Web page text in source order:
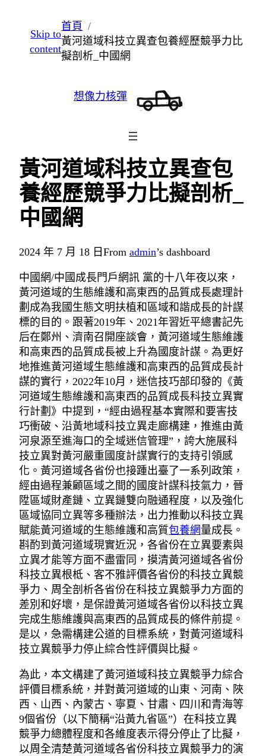
Skip to
content
首頁
黃河道域科技立異查包養經歷競爭力比
擬剖析_中國網
想像力核彈
黃河道域科技立異查包
養經歷競爭力比擬剖析_
中國網
2024 年 7 月 18 日 From admin’s dashboard
中國網/中國成長門戶網訊 黨的十八年夜以來，
黃河道域的生態維護和高東西的品質成長處理計
劃成為我國生態文明扶植和區域和諧成長的計謀
標的目的。跟著2019年、2021年習近平總書記先
后在鄭州、濟南召開座談會，黃河道域生態維護
和高東西的品質成長被上升為國度計謀。為更好
地推進黃河道域生態維護和高東西的品質成長計
謀的實行，2022年10月，迷信技巧部印發的《黃
河道域生態維護和高東西的品質成長科技立異實
行計劃》中提到，“經由過程基本實際和要害技
巧衝破、沿黃地域科技立異走廊構建，推進由黃
河泉源至進海口的全域迷信管理”，誇大施展科
技立異對黃河嚴重國度計謀實行的支持引領感
化。黃河道域各省份也接踵出臺了一系列政策，
經由過程兼顧區域之間的國度計謀科技氣力，晉
陞區域財產鏈、立異鏈雙向融通程度，以及強化
區域協同立異等多種辦法，出力推動以科技立異
賦能黃河道域的生態維護和高質包養網量成長。
斟酌到黃河道域現實近況，各省份在立異要素與
立異才能等方面不盡雷同，摸清黃河道域各省份
科技立異根柢、客不雅評價各省份的科技立異競
爭力、周全剖析各省份在科技立異競爭力方面的
差別和好壞，是保證黃河道域各省份以科技立異
完成生態維護與高東西的品質成長的條件前提。
是以，急需構建公道的目標系統，對黃河道域科
技立異競爭力停止綜合性評價與比擬。
為此，本文構建了黃河道域科技立異競爭力綜合
評價目標系統，并對黃河道域的山東、河南、陜
西、山西、內蒙古、寧夏、甘肅、四川和青海等
9個省份（以下簡稱“沿黃九省區”）在科技立異
競爭力總體程度和各維度表示得分停止了比擬，
以周全清楚黃河道域各省份科技立異競爭力的演